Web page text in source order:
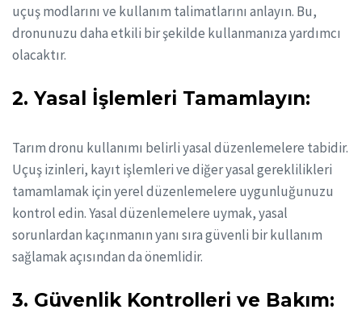
uçuş modlarını ve kullanım talimatlarını anlayın. Bu,
dronunuzu daha etkili bir şekilde kullanmanıza yardımcı
olacaktır.
2. Yasal İşlemleri Tamamlayın:
Tarım dronu kullanımı belirli yasal düzenlemelere tabidir.
Uçuş izinleri, kayıt işlemleri ve diğer yasal gereklilikleri
tamamlamak için yerel düzenlemelere uygunluğunuzu
kontrol edin. Yasal düzenlemelere uymak, yasal
sorunlardan kaçınmanın yanı sıra güvenli bir kullanım
sağlamak açısından da önemlidir.
3. Güvenlik Kontrolleri ve Bakım: